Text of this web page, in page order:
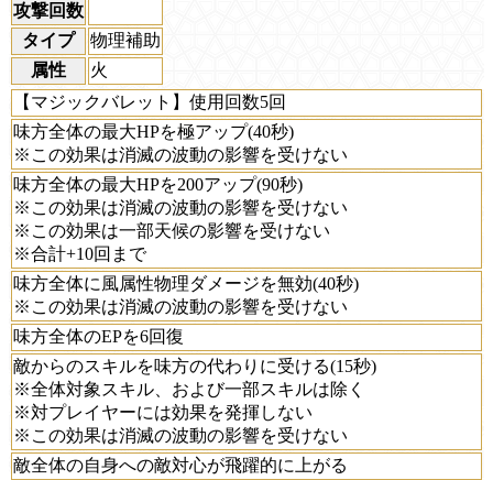
攻撃回数
タイプ
物理補助
属性
火
【マジックバレット】使用回数5回
味方全体の最大HPを極アップ(40秒)
※この効果は消滅の波動の影響を受けない
味方全体の最大HPを200アップ(90秒)
※この効果は消滅の波動の影響を受けない
※この効果は一部天候の影響を受けない
※合計+10回まで
味方全体に風属性物理ダメージを無効(40秒)
※この効果は消滅の波動の影響を受けない
味方全体のEPを6回復
敵からのスキルを味方の代わりに受ける(15秒)
※全体対象スキル、および一部スキルは除く
※対プレイヤーには効果を発揮しない
※この効果は消滅の波動の影響を受けない
敵全体の自身への敵対心が飛躍的に上がる